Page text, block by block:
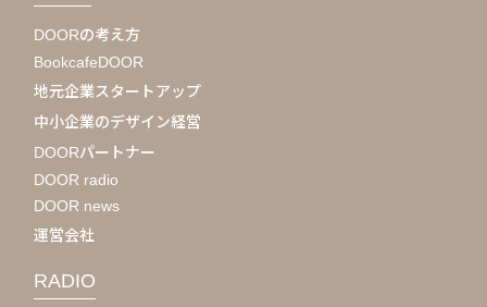
DOORの考え方
BookcafeDOOR
地元企業スタートアップ
中小企業のデザイン経営
DOORパートナー
DOOR radio
DOOR news
運営会社
RADIO